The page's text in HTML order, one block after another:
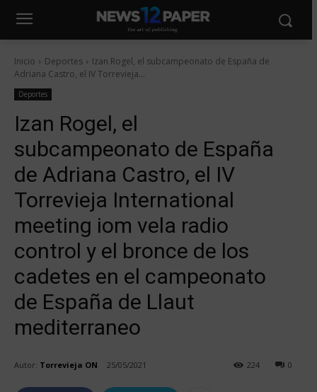
Inicio Deportes
Izan Rogel, el subcampeonato de España de
Adriana Castro, el IV Torrevieja...
Deportes
Izan Rogel, el
subcampeonato de España
de Adriana Castro, el IV
Torrevieja International
meeting iom vela radio
control y el bronce de los
cadetes en el campeonato
de España de Llaut
mediterraneo
Autor: Torrevieja ON 25/05/2021 0
224